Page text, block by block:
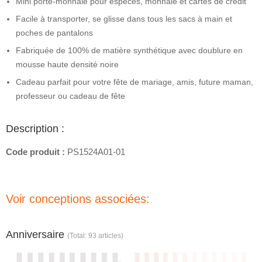
Facile à transporter, se glisse dans tous les sacs à main et
poches de pantalons
Fabriquée de 100% de matière synthétique avec doublure en
mousse haute densité noire
Cadeau parfait pour votre fête de mariage, amis, future maman,
professeur ou cadeau de fête
Description :
Code produit : PS1524A01-01
Voir conceptions associées:
Anniversaire (Total: 93 articles)